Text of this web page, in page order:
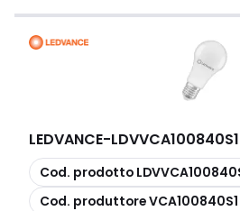
LEDVANCE-
copia
Cod. prodotto
copia
Cod. produttoreVCA100840S1